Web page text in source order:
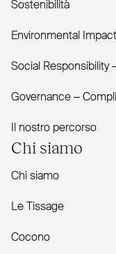
Sostenibilità
Envi­ronmental
Social Responsibility
Governance –
Il nostro percorso
Chi siamo
Chi siamo
Le Tissage
Cocono